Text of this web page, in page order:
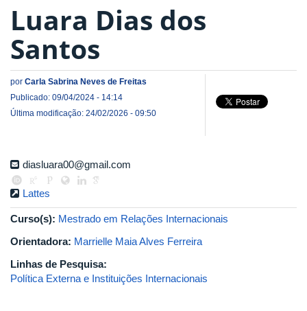
Luara Dias dos
Santos
por Carla Sabrina Neves de Freitas
Publicado: 09/04/2024 - 14:14
Última modificação: 24/02/2026 - 09:50
diasluara00@gmail.com
Lattes
Curso(s): Mestrado em Relações Internacionais
Orientadora: Marrielle Maia Alves Ferreira
Linhas de Pesquisa:
Política Externa e Instituições Internacionais